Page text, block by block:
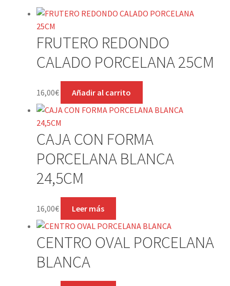
FRUTERO REDONDO
CALADO PORCELANA 25CM
16,00€ Añadir al carrito
CAJA CON FORMA
PORCELANA BLANCA
24,5CM
16,00€ Leer más
CENTRO OVAL PORCELANA
BLANCA